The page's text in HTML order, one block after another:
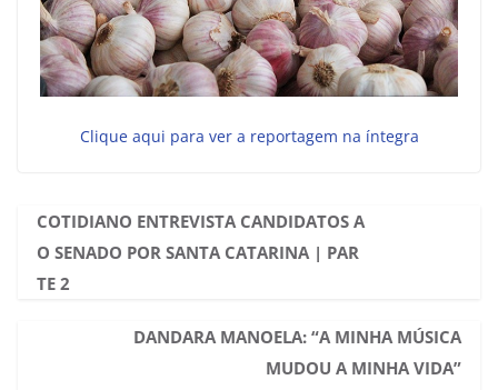
Clique aqui para ver a reportagem na íntegra
COTIDIANO ENTREVISTA CANDIDATOS A
O SENADO POR SANTA CATARINA | PAR
TE 2
DANDARA MANOELA: “A MINHA MÚSICA
MUDOU A MINHA VIDA”